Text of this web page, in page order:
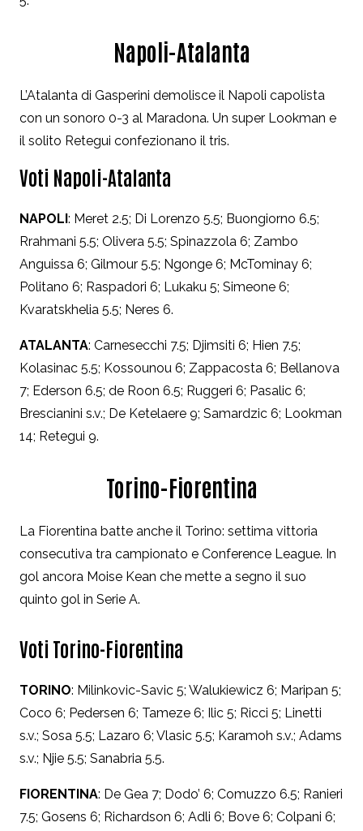
Napoli-Atalanta
L’Atalanta di Gasperini demolisce il Napoli capolista
con un sonoro 0-3 al Maradona. Un super Lookman e
il solito Retegui confezionano il tris.
Voti Napoli-Atalanta
NAPOLI: Meret 2.5; Di Lorenzo 5.5; Buongiorno 6.5;
Rrahmani 5.5; Olivera 5.5; Spinazzola 6; Zambo
Anguissa 6; Gilmour 5.5; Ngonge 6; McTominay 6;
Politano 6; Raspadori 6; Lukaku 5; Simeone 6;
Kvaratskhelia 5.5; Neres 6.
ATALANTA: Carnesecchi 7.5; Djimsiti 6; Hien 7.5;
Kolasinac 5.5; Kossounou 6; Zappacosta 6; Bellanova
7; Ederson 6.5; de Roon 6.5; Ruggeri 6; Pasalic 6;
Brescianini s.v.; De Ketelaere 9; Samardzic 6; Lookman
14; Retegui 9.
Torino-Fiorentina
La Fiorentina batte anche il Torino: settima vittoria
consecutiva tra campionato e Conference League. In
gol ancora Moise Kean che mette a segno il suo
quinto gol in Serie A.
Voti Torino-Fiorentina
TORINO: Milinkovic-Savic 5; Walukiewicz 6; Maripan 5;
Coco 6; Pedersen 6; Tameze 6; Ilic 5; Ricci 5; Linetti
s.v.; Sosa 5.5; Lazaro 6; Vlasic 5.5; Karamoh s.v.; Adams
s.v.; Njie 5.5; Sanabria 5.5.
FIORENTINA: De Gea 7; Dodo’ 6; Comuzzo 6.5; Ranieri
7.5; Gosens 6; Richardson 6; Adli 6; Bove 6; Colpani 6;